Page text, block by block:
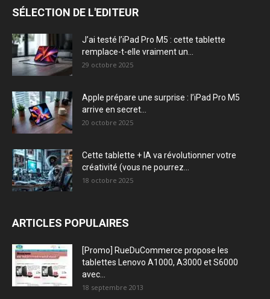
SÉLECTION DE L'EDITEUR
J’ai testé l’iPad Pro M5 : cette tablette
remplace-t-elle vraiment un...
29 octobre 2025
Apple prépare une surprise : l’iPad Pro M5
arrive en secret...
20 octobre 2025
Cette tablette + IA va révolutionner votre
créativité (vous ne pourrez...
18 octobre 2025
ARTICLES POPULAIRES
[Promo] RueDuCommerce propose les
tablettes Lenovo A1000, A3000 et S6000
avec...
18 septembre 2013